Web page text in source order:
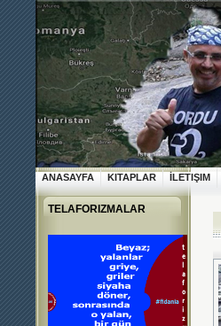
ANASAYFA KITAPLAR İLETIŞIM
TELAFORIZMALAR